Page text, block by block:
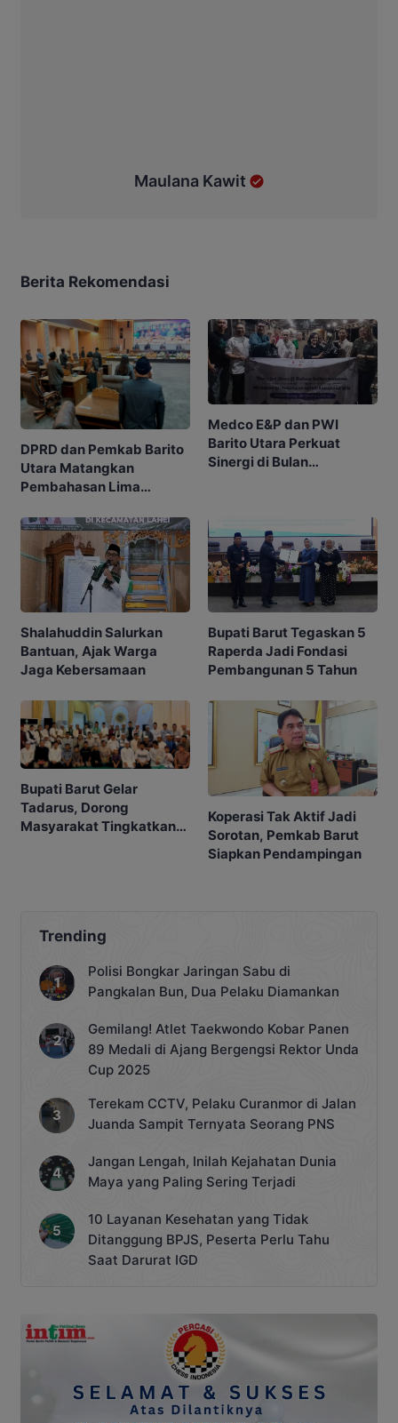
Maulana Kawit
Berita Rekomendasi
DPRD dan Pemkab Barito
Utara Matangkan
Pembahasan Lima
Medco E&P dan PWI
Barito Utara Perkuat
Sinergi di Bulan
Shalahuddin Salurkan
Bantuan, Ajak Warga
Jaga Kebersamaan
Bupati Barut Tegaskan 5
Raperda Jadi Fondasi
Pembangunan 5 Tahun
Bupati Barut Gelar
Tadarus, Dorong
Masyarakat Tingkatkan
Koperasi Tak Aktif Jadi
Sorotan, Pemkab Barut
Siapkan Pendampingan
Trending
Polisi Bongkar Jaringan Sabu di
Pangkalan Bun, Dua Pelaku Diamankan
Gemilang! Atlet Taekwondo Kobar Panen
89 Medali di Ajang Bergengsi Rektor Unda
Cup 2025
Terekam CCTV, Pelaku Curanmor di Jalan
Juanda Sampit Ternyata Seorang PNS
Jangan Lengah, Inilah Kejahatan Dunia
Maya yang Paling Sering Terjadi
10 Layanan Kesehatan yang Tidak
Ditanggung BPJS, Peserta Perlu Tahu
Saat Darurat IGD